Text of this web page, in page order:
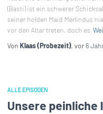
(Basti) ist ein schwerer
seiner holden Maid Merlindus
vor den Altar treten, doch es
Von Klaas (Probezeit), vor 6
ALLE EPISODEN
Unsere